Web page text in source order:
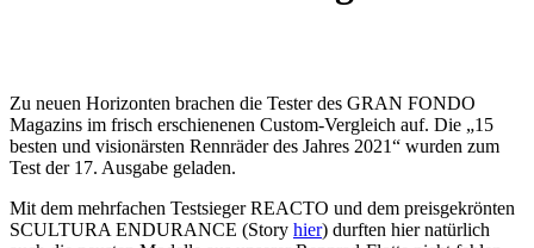
Zu neuen Horizonten brachen die Tester des GRAN FONDO
Magazins im frisch erschienenen Custom-Vergleich auf. Die „15
besten und visionärsten Rennräder des Jahres 2021“ wurden zum
Test der 17. Ausgabe geladen.
Mit dem mehrfachen Testsieger REACTO und dem preisgekrönten
SCULTURA ENDURANCE (Story hier) durften hier natürlich